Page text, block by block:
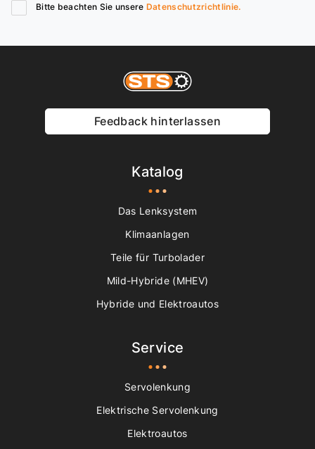
Bitte beachten Sie unsere Datenschutzrichtlinie.
Feedback hinterlassen
Katalog
Das Lenksystem
Klimaanlagen
Teile für Turbolader
Mild-Hybride (MHEV)
Hybride und Elektroautos
Service
Servolenkung
Elektrische Servolenkung
Elektroautos